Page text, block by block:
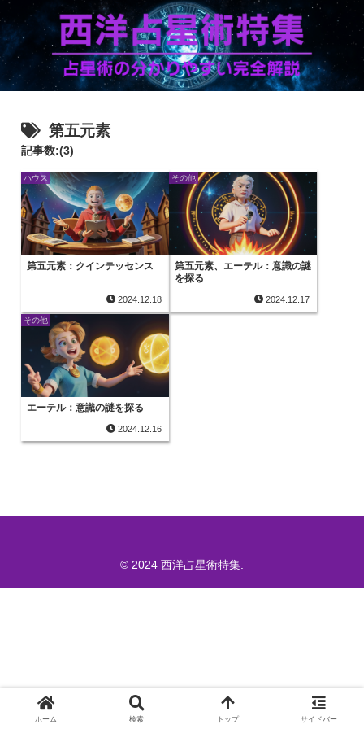
第五元素
記事数:(3)
ハウス
第五元素：クインテッセンス
2024.12.18
その他
第五元素、エーテル：意識の謎
を探る
2024.12.17
その他
エーテル：意識の謎を探る
2024.12.16
© 2024 西洋占星術特集.
ホーム 検索 トップ サイドバー